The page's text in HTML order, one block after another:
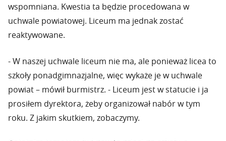
wspomniana. Kwestia ta będzie procedowana w
uchwale powiatowej. Liceum ma jednak zostać
reaktywowane.
- W naszej uchwale liceum nie ma, ale ponieważ licea to
szkoły ponadgimnazjalne, więc wykaże je w uchwale
powiat – mówił burmistrz. - Liceum jest w statucie i ja
prosiłem dyrektora, żeby organizował nabór w tym
roku. Z jakim skutkiem, zobaczymy.